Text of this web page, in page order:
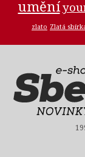
umění
zlato Zlatá